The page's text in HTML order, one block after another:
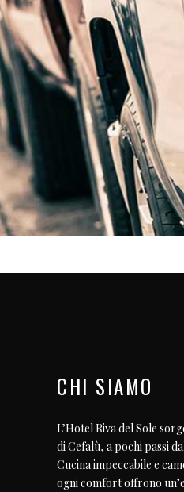
CHI SIAMO
L’Hotel Riva del Sole
di Cefalù, a pochi passi
Cucina impeccabile e
ogni comfort offrono